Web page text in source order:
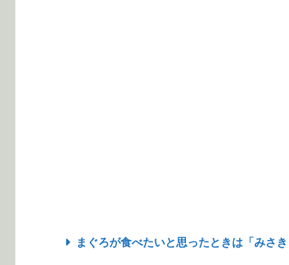
まぐろが食べたいと思ったときは「みさ